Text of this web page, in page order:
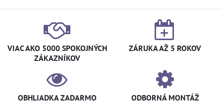
VIAC AKO 5000 SPOKOJNÝCH
ZÁKAZNÍKOV
ZÁRUKA AŽ 5 ROKOV
OBHLIADKA ZADARMO ODBORNÁ MONTÁŽ